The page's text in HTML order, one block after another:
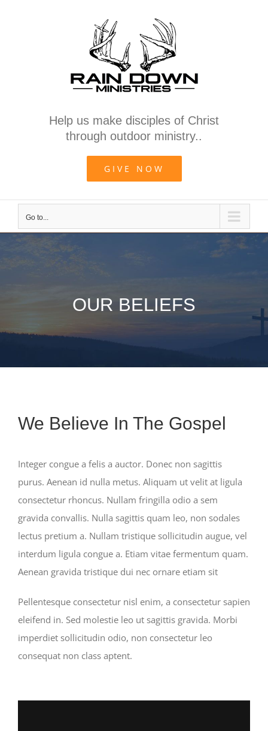
Help us make disciples of Christ
through outdoor ministry..
GIVE NOW
Go to...
OUR BELIEFS
We Believe In The Gospel
Integer congue a felis a auctor. Donec non sagittis
purus. Aenean id nulla metus. Aliquam ut velit at ligula
consectetur rhoncus. Nullam fringilla odio a sem
gravida convallis. Nulla sagittis quam leo, non sodales
lectus pretium a. Nullam tristique sollicitudin augue, vel
interdum ligula congue a. Etiam vitae fermentum quam.
Aenean gravida tristique dui nec ornare etiam sit
Pellentesque consectetur nisl enim, a consectetur sapien
eleifend in. Sed molestie leo ut sagittis gravida. Morbi
imperdiet sollicitudin odio, non consectetur leo
consequat non class aptent.